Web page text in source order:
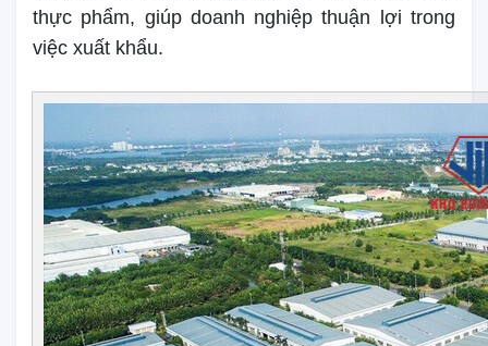
thực phẩm, giúp doanh nghiệp thuận lợi trong
việc xuất khẩu.